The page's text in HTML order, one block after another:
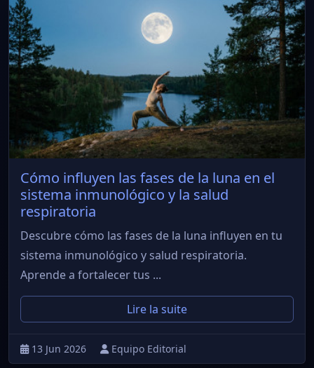
Cómo influyen las fases de la luna en el
sistema inmunológico y la salud
respiratoria
Descubre cómo las fases de la luna influyen en tu
sistema inmunológico y salud respiratoria.
Aprende a fortalecer tus ...
Lire la suite
13 Jun 2026 Equipo Editorial